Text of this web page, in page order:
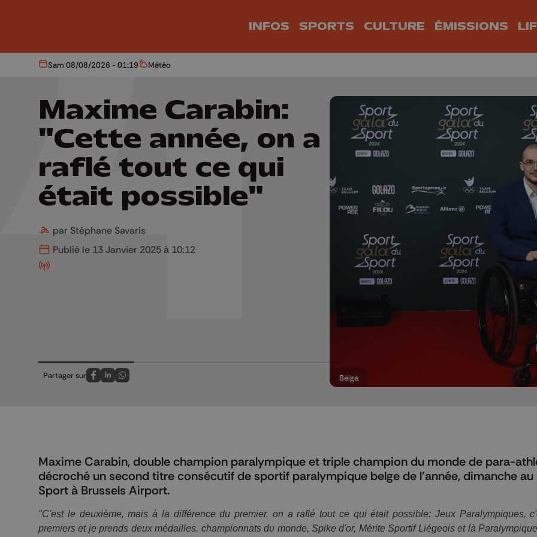
INFOS SPORTS CULTURE ÉMISSIONS
Aujourd'hui
Sam 08/08/2026 - 01:19 Météo
Météo
Maxime Carabin:
"Cette année, on a
raflé tout ce qui
était possible"
par Stéphane Savaris
Publié le 13 Janvier 2025 à 10:12
Partager sur
Partagez sur FaceBook
Partagez sur LinkedIn
Partagez sur Whatsapp Belga
Maxime Carabin, double champion paralympique et triple champion du monde de para-
décroché un second titre consécutif de sportif paralympique belge de l'année, dimanche au
Sport à Brussels Airport.
"C'est le deuxième, mais à la différence du premier, on a raflé tout ce qui était possible: Jeux Paralympiques,
premiers et je prends deux médailles, championnats du monde, Spike d'or, Mérite Sportif Liégeois et là